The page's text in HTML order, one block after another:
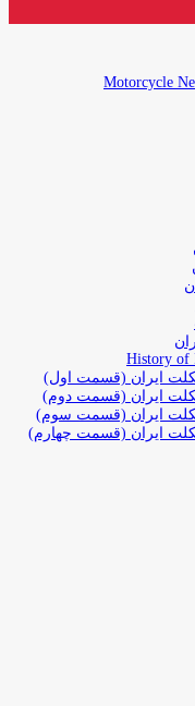
History of
ایران (قسمت اول)
ایران (قسمت دوم)
ایران (قسمت سوم)
ایران (قسمت چهارم)